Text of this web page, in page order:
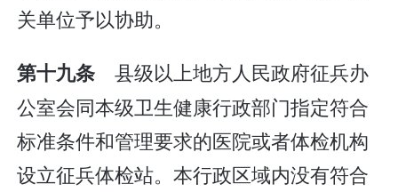
关单位予以协助。
第十九条 县级以上地方人民政府征兵办
公室会同本级卫生健康行政部门指定符合
标准条件和管理要求的医院或者体检机构
设立征兵体检站。本行政区域内没有符合